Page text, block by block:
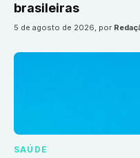
brasileiras
5 de agosto de 2026, por
SAÚDE